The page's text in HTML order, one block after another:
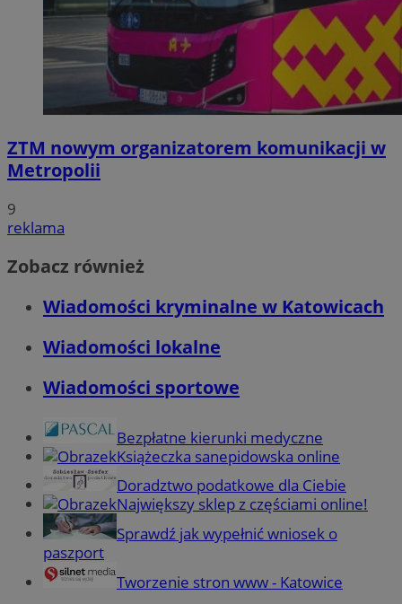
ZTM nowym organizatorem komunikacji w
Metropolii
9
reklama
Zobacz również
Wiadomości kryminalne w Katowicach
Wiadomości lokalne
Wiadomości sportowe
Bezpłatne kierunki medyczne
Książeczka sanepidowska online
Doradztwo podatkowe dla Ciebie
Największy sklep z częściami online!
Sprawdź jak wypełnić wniosek o
paszport
Tworzenie stron www - Katowice